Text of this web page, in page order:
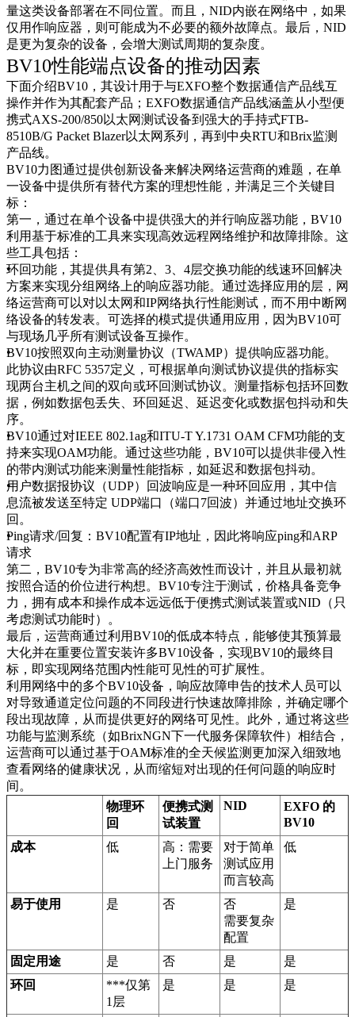
量这类设备部署在不同位置。而且，NID内嵌在网络中，如果
仅用作响应器，则可能成为不必要的额外故障点。最后，NID
是更为复杂的设备，会增大测试周期的复杂度。
BV10性能端点设备的推动因素
下面介绍BV10，其设计用于与EXFO整个数据通信产品线互
操作并作为其配套产品；EXFO数据通信产品线涵盖从小型便
携式AXS-200/850以太网测试设备到强大的手持式FTB-
8510B/G Packet Blazer以太网系列，再到中央RTU和Brix监测
产品线。
BV10力图通过提供创新设备来解决网络运营商的难题，在单
一设备中提供所有替代方案的理想性能，并满足三个关键目
标：
第一，通过在单个设备中提供强大的并行响应器功能，BV10
利用基于标准的工具来实现高效远程网络维护和故障排除。这
些工具包括：
环回功能，其提供具有第2、3、4层交换功能的线速环回解决
方案来实现分组网络上的响应器功能。通过选择应用的层，网
络运营商可以对以太网和IP网络执行性能测试，而不用中断网
络设备的转发表。可选择的模式提供通用应用，因为BV10可
与现场几乎所有测试设备互操作。
BV10按照双向主动测量协议（TWAMP）提供响应器功能。
此协议由RFC 5357定义，可根据单向测试协议提供的指标实
现两台主机之间的双向或环回测试协议。测量指标包括环回数
据，例如数据包丢失、环回延迟、延迟变化或数据包抖动和失
序。
BV10通过对IEEE 802.1ag和ITU-T Y.1731 OAM CFM功能的支
持来实现OAM功能。通过这些功能，BV10可以提供非侵入性
的带内测试功能来测量性能指标，如延迟和数据包抖动。
用户数据报协议（UDP）回波响应是一种环回应用，其中信
息流被发送至特定 UDP端口（端口7回波）并通过地址交换环
回。
Ping请求/回复：BV10配置有IP地址，因此将响应ping和ARP
请求
第二，BV10专为非常高的经济高效性而设计，并且从最初就
按照合适的价位进行构想。BV10专注于测试，价格具备竞争
力，拥有成本和操作成本远远低于便携式测试装置或NID（只
考虑测试功能时）。
最后，运营商通过利用BV10的低成本特点，能够使其预算最
大化并在重要位置安装许多BV10设备，实现BV10的最终目
标，即实现网络范围内性能可见性的可扩展性。
利用网络中的多个BV10设备，响应故障申告的技术人员可以
对导致通道定位问题的不同段进行快速故障排除，并确定哪个
段出现故障，从而提供更好的网络可见性。此外，通过将这些
功能与监测系统（如BrixNGN下一代服务保障软件）相结合，
运营商可以通过基于OAM标准的全天候监测更加深入细致地
查看网络的健康状况，从而缩短对出现的任何问题的响应时
间。
物理环
回
便携式测
试装置
NID
EXFO 的
BV10
成本
低
高：需要
上门服务
对于简单
测试应用
而言较高
低
易于使用 是 否
否
需要复杂
配置
是
固定用途 是 否 是
是
环回
***仅第
1层
是 是 是